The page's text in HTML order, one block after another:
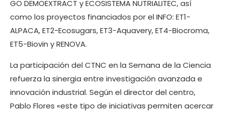
GO DEMOEXTRACT y ECOSISTEMA NUTRIALITEC, así
como los proyectos financiados por el INFO: ET1-
ALPACA, ET2-Ecosugars, ET3-Aquavery, ET4-Biocroma,
ET5-Biovin y RENOVA.
La participación del CTNC en la Semana de la Ciencia
refuerza la sinergia entre investigación avanzada e
innovación industrial. Según el director del centro,
Pablo Flores «este tipo de iniciativas permiten acercar